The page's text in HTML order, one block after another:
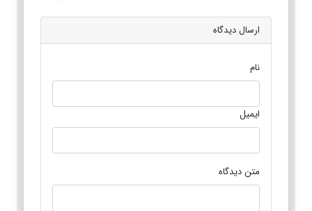
ارسال دیدگاه
نام
ایمیل
متن دیدگاه